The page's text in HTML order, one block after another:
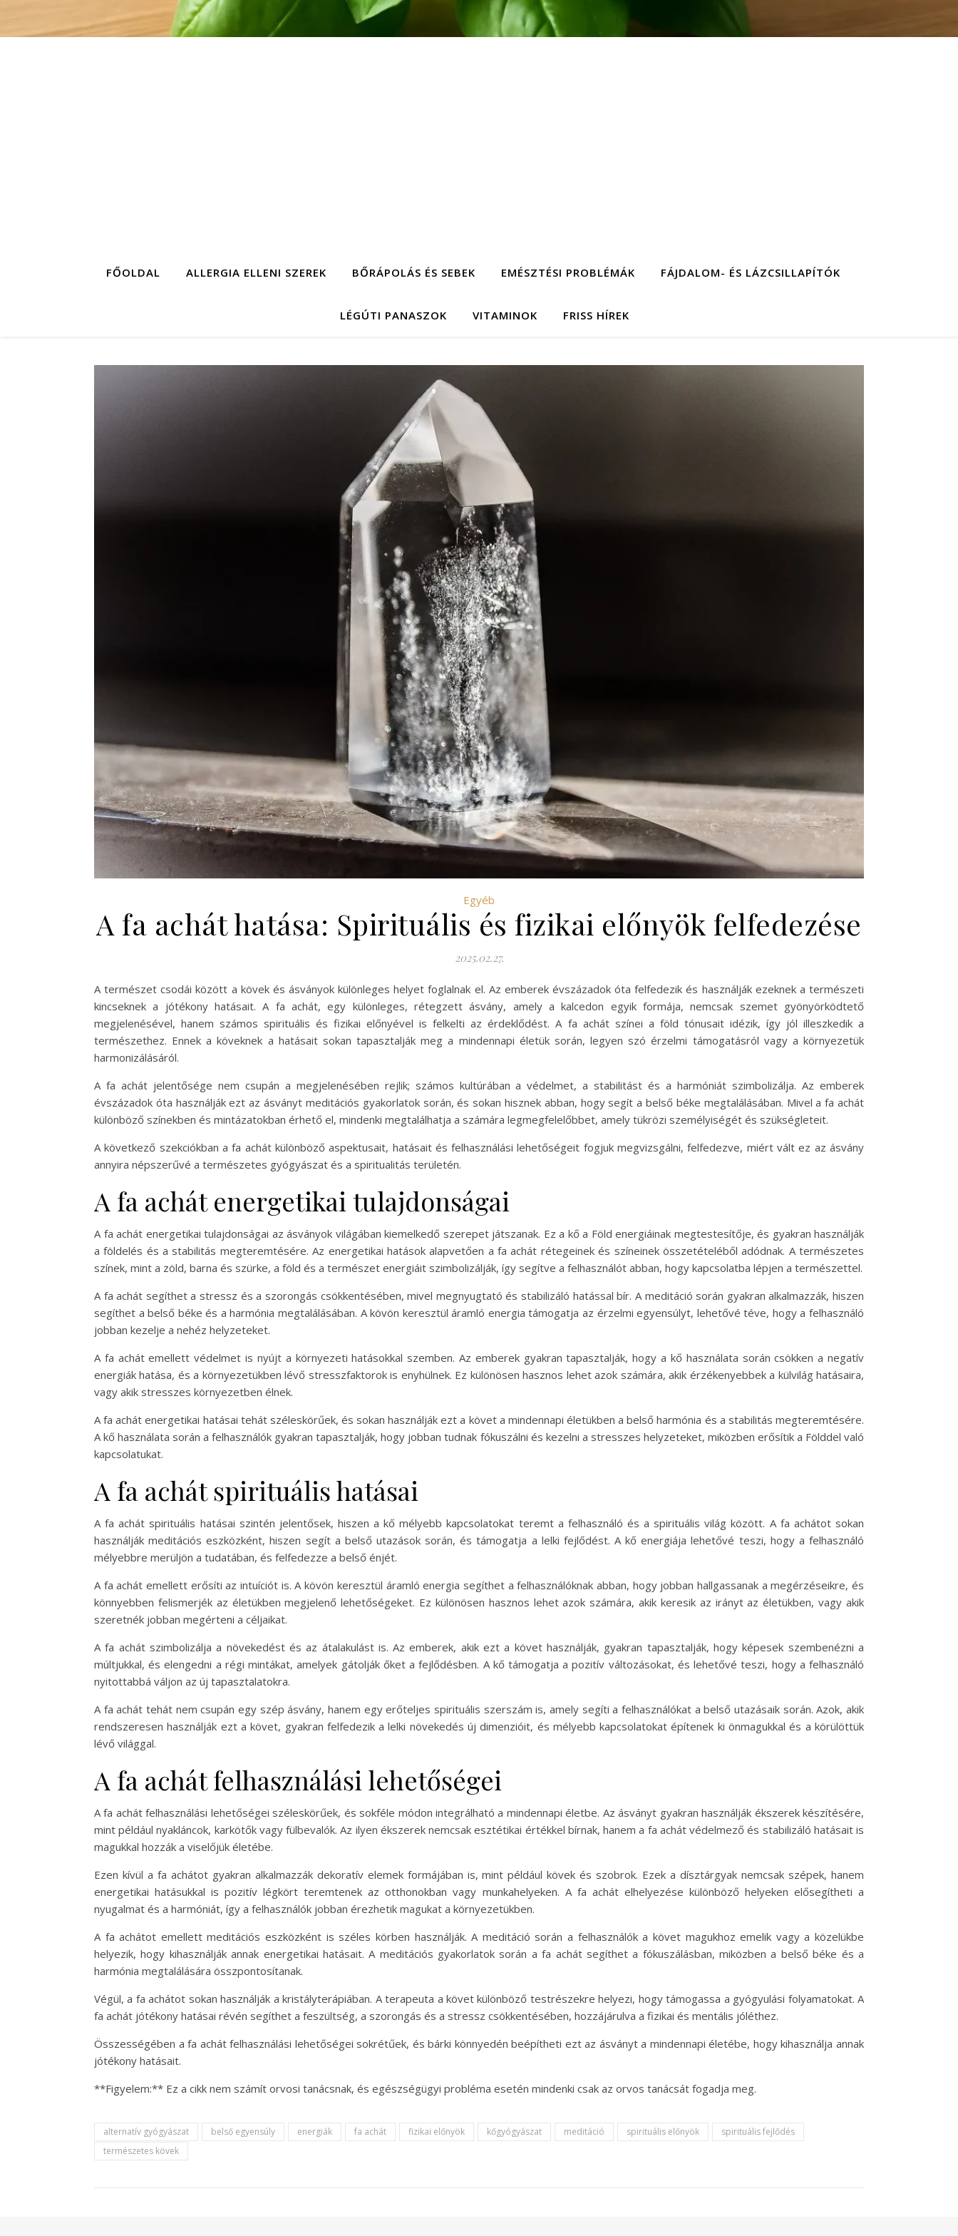
FŐOLDAL ALLERGIA ELLENI SZEREK BŐRÁPOLÁS ÉS SEBEK EMÉSZTÉSI PROBLÉMÁK FÁJDALOM- ÉS LÁZCSILLAPÍTÓK
LÉGÚTI PANASZOK VITAMINOK FRISS HÍREK
Egyéb
A fa achát hatása: Spirituális és fizikai előnyök felfedezése
2025.02.27.
A természet csodái között a kövek és ásványok különleges helyet foglalnak el. Az emberek évszázadok óta felfedezik és használják ezeknek a természeti
kincseknek a jótékony hatásait. A fa achát, egy különleges, rétegzett ásvány, amely a kalcedon egyik formája, nemcsak szemet gyönyörködtető
megjelenésével, hanem számos spirituális és fizikai előnyével is felkelti az érdeklődést. A fa achát színei a föld tónusait idézik, így jól illeszkedik a
természethez. Ennek a köveknek a hatásait sokan tapasztalják meg a mindennapi életük során, legyen szó érzelmi támogatásról vagy a környezetük
harmonizálásáról.
A fa achát jelentősége nem csupán a megjelenésében rejlik; számos kultúrában a védelmet, a stabilitást és a harmóniát szimbolizálja. Az emberek
évszázadok óta használják ezt az ásványt meditációs gyakorlatok során, és sokan hisznek abban, hogy segít a belső béke megtalálásában. Mivel a fa achát
különböző színekben és mintázatokban érhető el, mindenki megtalálhatja a számára legmegfelelőbbet, amely tükrözi személyiségét és szükségleteit.
A következő szekciókban a fa achát különböző aspektusait, hatásait és felhasználási lehetőségeit fogjuk megvizsgálni, felfedezve, miért vált ez az ásvány
annyira népszerűvé a természetes gyógyászat és a spiritualitás területén.
A fa achát energetikai tulajdonságai
A fa achát energetikai tulajdonságai az ásványok világában kiemelkedő szerepet játszanak. Ez a kő a Föld energiáinak megtestesítője, és gyakran használják
a földelés és a stabilitás megteremtésére. Az energetikai hatások alapvetően a fa achát rétegeinek és színeinek összetételéből adódnak. A természetes
színek, mint a zöld, barna és szürke, a föld és a természet energiáit szimbolizálják, így segítve a felhasználót abban, hogy kapcsolatba lépjen a természettel.
A fa achát segíthet a stressz és a szorongás csökkentésében, mivel megnyugtató és stabilizáló hatással bír. A meditáció során gyakran alkalmazzák, hiszen
segíthet a belső béke és a harmónia megtalálásában. A kövön keresztül áramló energia támogatja az érzelmi egyensúlyt, lehetővé téve, hogy a felhasználó
jobban kezelje a nehéz helyzeteket.
A fa achát emellett védelmet is nyújt a környezeti hatásokkal szemben. Az emberek gyakran tapasztalják, hogy a kő használata során csökken a negatív
energiák hatása, és a környezetükben lévő stresszfaktorok is enyhülnek. Ez különösen hasznos lehet azok számára, akik érzékenyebbek a külvilág hatásaira,
vagy akik stresszes környezetben élnek.
A fa achát energetikai hatásai tehát széleskörűek, és sokan használják ezt a követ a mindennapi életükben a belső harmónia és a stabilitás megteremtésére.
A kő használata során a felhasználók gyakran tapasztalják, hogy jobban tudnak fókuszálni és kezelni a stresszes helyzeteket, miközben erősítik a Földdel való
kapcsolatukat.
A fa achát spirituális hatásai
A fa achát spirituális hatásai szintén jelentősek, hiszen a kő mélyebb kapcsolatokat teremt a felhasználó és a spirituális világ között. A fa achátot sokan
használják meditációs eszközként, hiszen segít a belső utazások során, és támogatja a lelki fejlődést. A kő energiája lehetővé teszi, hogy a felhasználó
mélyebbre merüljön a tudatában, és felfedezze a belső énjét.
A fa achát emellett erősíti az intuíciót is. A kövön keresztül áramló energia segíthet a felhasználóknak abban, hogy jobban hallgassanak a megérzéseikre, és
könnyebben felismerjék az életükben megjelenő lehetőségeket. Ez különösen hasznos lehet azok számára, akik keresik az irányt az életükben, vagy akik
szeretnék jobban megérteni a céljaikat.
A fa achát szimbolizálja a növekedést és az átalakulást is. Az emberek, akik ezt a követ használják, gyakran tapasztalják, hogy képesek szembenézni a
múltjukkal, és elengedni a régi mintákat, amelyek gátolják őket a fejlődésben. A kő támogatja a pozitív változásokat, és lehetővé teszi, hogy a felhasználó
nyitottabbá váljon az új tapasztalatokra.
A fa achát tehát nem csupán egy szép ásvány, hanem egy erőteljes spirituális szerszám is, amely segíti a felhasználókat a belső utazásaik során. Azok, akik
rendszeresen használják ezt a követ, gyakran felfedezik a lelki növekedés új dimenzióit, és mélyebb kapcsolatokat építenek ki önmagukkal és a körülöttük
lévő világgal.
A fa achát felhasználási lehetőségei
A fa achát felhasználási lehetőségei széleskörűek, és sokféle módon integrálható a mindennapi életbe. Az ásványt gyakran használják ékszerek készítésére,
mint például nyakláncok, karkötők vagy fülbevalók. Az ilyen ékszerek nemcsak esztétikai értékkel bírnak, hanem a fa achát védelmező és stabilizáló hatásait is
magukkal hozzák a viselőjük életébe.
Ezen kívül a fa achátot gyakran alkalmazzák dekoratív elemek formájában is, mint például kövek és szobrok. Ezek a dísztárgyak nemcsak szépek, hanem
energetikai hatásukkal is pozitív légkört teremtenek az otthonokban vagy munkahelyeken. A fa achát elhelyezése különböző helyeken elősegítheti a
nyugalmat és a harmóniát, így a felhasználók jobban érezhetik magukat a környezetükben.
A fa achátot emellett meditációs eszközként is széles körben használják. A meditáció során a felhasználók a követ magukhoz emelik vagy a közelükbe
helyezik, hogy kihasználják annak energetikai hatásait. A meditációs gyakorlatok során a fa achát segíthet a fókuszálásban, miközben a belső béke és a
harmónia megtalálására összpontosítanak.
Végül, a fa achátot sokan használják a kristályterápiában. A terapeuta a követ különböző testrészekre helyezi, hogy támogassa a gyógyulási folyamatokat. A
fa achát jótékony hatásai révén segíthet a feszültség, a szorongás és a stressz csökkentésében, hozzájárulva a fizikai és mentális jóléthez.
Összességében a fa achát felhasználási lehetőségei sokrétűek, és bárki könnyedén beépítheti ezt az ásványt a mindennapi életébe, hogy kihasználja annak
jótékony hatásait.
**Figyelem:** Ez a cikk nem számít orvosi tanácsnak, és egészségügyi probléma esetén mindenki csak az orvos tanácsát fogadja meg.
alternatív gyógyászat belső egyensúly energiák fa achát fizikai előnyök kőgyógyászat meditáció spirituális előnyök
spirituális fejlődés
természetes kövek